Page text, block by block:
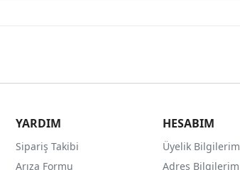
YARDIM
Sipariş Takibi
Arıza Formu
HESABIM
Üyelik Bilgilerim
Adres Bilgilerim